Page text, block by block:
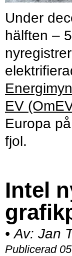
Under
hälften –
EV
Europa
fjol.
Intel
• Av: Jan
Publicerad